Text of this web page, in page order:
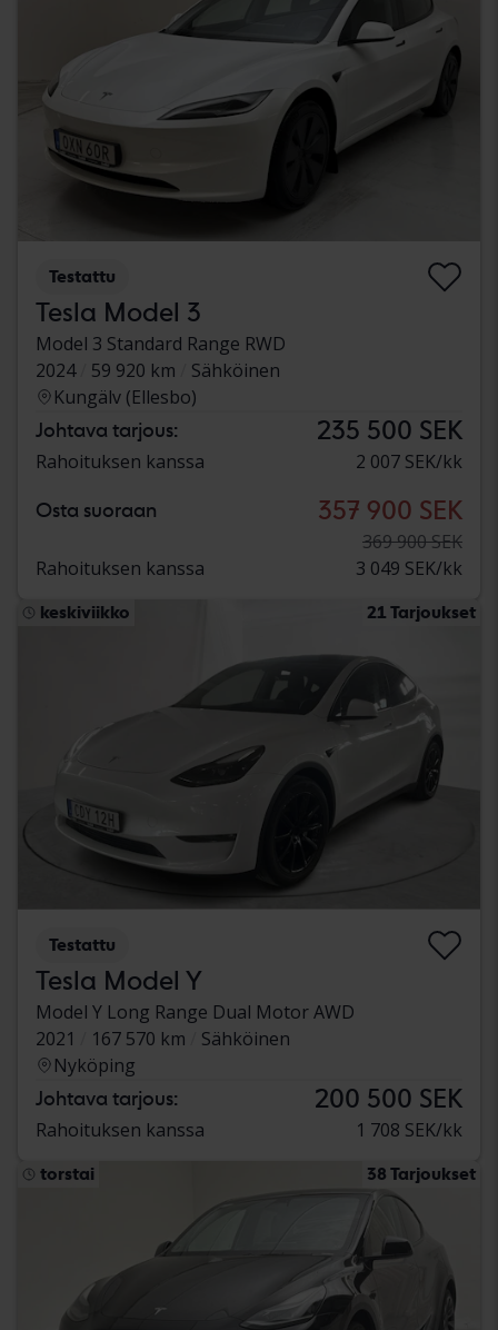
Testattu
Tesla Model 3
Model 3 Standard Range RWD
2024
59 920 km
Sähköinen
Kungälv (Ellesbo)
Johtava tarjous: 235 500 SEK
Rahoituksen kanssa 2 007 SEK/kk
Osta suoraan 357 900 SEK
369 900 SEK
Rahoituksen kanssa
3 049 SEK/kk
keskiviikko 21 Tarjoukset
Testattu
Tesla Model Y
Model Y Long Range Dual Motor AWD
2021
167 570 km
Sähköinen
Nyköping
Johtava tarjous: 200 500 SEK
Rahoituksen kanssa 1 708 SEK/kk
torstai 38 Tarjoukset